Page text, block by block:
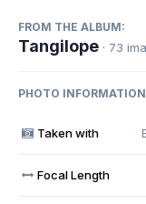
FROM THE ALBUM:
Tangilope · 73
PHOTO INFORMATION
Taken with
Focal Length